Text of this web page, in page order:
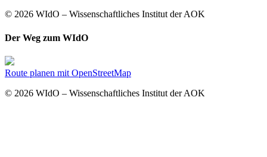
© 2026 WIdO – Wissenschaftliches Institut der AOK
Der Weg zum WIdO
Route planen mit OpenStreetMap
© 2026 WIdO – Wissenschaftliches Institut der AOK